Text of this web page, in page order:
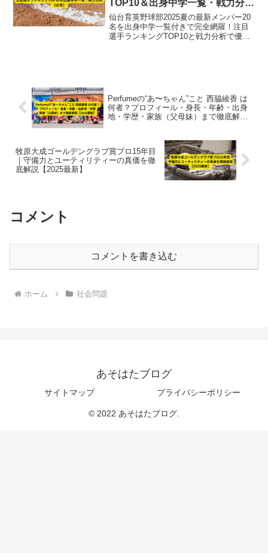
TOP10＆出身中学一覧・戦力分析
【必見】
仙台育英野球部2025夏の最新メンバー20
名を出身中学一覧付きで完全網羅！注目
選手ランキングTOP10と戦力分析で優勝
Perfumeの“あ〜ちゃん”こと 西脇綾香 は
何者？プロフィール・身長・年齢・出身
地・学歴・家族（父母妹）まで徹底解説
牧原大成ゴールデングラブ賞プロ15年目
｜守備力とユーティリティーの真価を徹
底解説【2025最新】
コメント
コメントを書き込む
ホーム 社会問題
あそはたブログ
サイトマップ プライバシーポリシー
© 2022 あそはたブログ.